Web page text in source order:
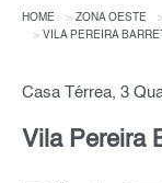
HOME ZONA OESTE
VILA PEREIRA
Casa Térrea, 3
Vila Pereira